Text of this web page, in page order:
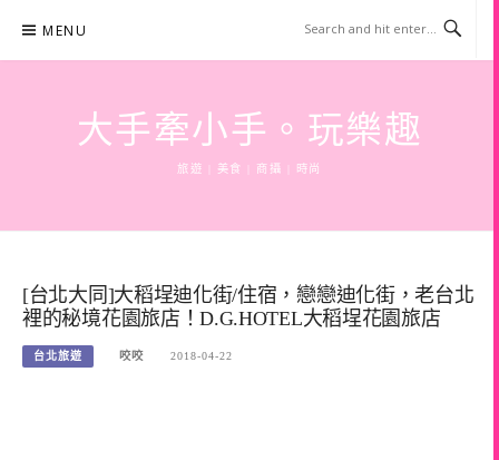
content
MENU
大手牽小手。玩樂趣
旅遊 | 美食 | 商攝 | 時尚
[台北大同]大稻埕迪化街/住宿，戀戀迪化街，老台北
裡的秘境花園旅店！D.G.HOTEL大稻埕花園旅店
台北旅遊 咬咬 2018-04-22